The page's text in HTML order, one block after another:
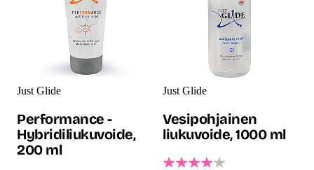
Just Glide
Performance -
Hybridiliukuvoide,
200 ml
Just Glide
Vesipohjainen
liukuvoide, 1000 ml